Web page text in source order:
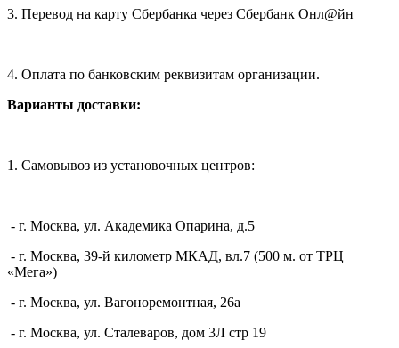
3. Перевод на карту Сбербанка через Сбербанк Онл@йн
4. Оплата по банковским реквизитам организации.
Варианты доставки:
1. Самовывоз из установочных центров:
- г. Москва, ул. Академика Опарина, д.5
- г. Москва, 39-й километр МКАД, вл.7 (500 м. от ТРЦ
«Мега»)
- г. Москва, ул. Вагоноремонтная, 26а
- г. Москва, ул. Сталеваров, дом 3Л стр 19